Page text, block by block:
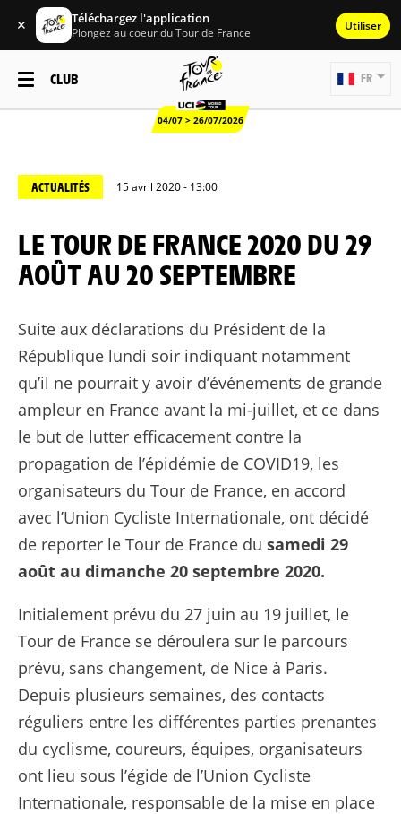
✕ Téléchargez l'application
Plongez au coeur du Tour de France Utiliser
CLUB
04/07 > 26/07/2026
FR
ACTUALITÉS 15 avril 2020 - 13:00
LE TOUR DE FRANCE 2020 DU 29
AOÛT AU 20 SEPTEMBRE
Suite aux déclarations du Président de la
République lundi soir indiquant notamment
qu’il ne pourrait y avoir d’événements de grande
ampleur en France avant la mi-juillet, et ce dans
le but de lutter efficacement contre la
propagation de l’épidémie de COVID19, les
organisateurs du Tour de France, en accord
avec l’Union Cycliste Internationale, ont décidé
de reporter le Tour de France du samedi 29
août au dimanche 20 septembre 2020.
Initialement prévu du 27 juin au 19 juillet, le
Tour de France se déroulera sur le parcours
prévu, sans changement, de Nice à Paris.
Depuis plusieurs semaines, des contacts
réguliers entre les différentes parties prenantes
du cyclisme, coureurs, équipes, organisateurs
ont lieu sous l’égide de l’Union Cycliste
Internationale, responsable de la mise en place